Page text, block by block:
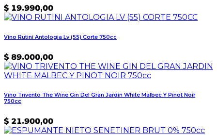
$ 19.990,00
Vino Rutini Antologia Lv (55) Corte 750cc
$ 89.000,00
Vino Trivento The Wine Gin Del Gran Jardin White Malbec Y Pinot Noir
750cc
$ 21.900,00